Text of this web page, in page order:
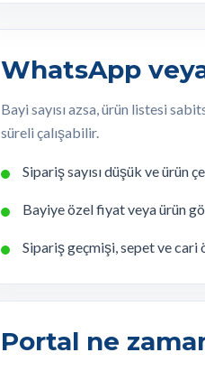
WhatsApp
Bayi sayısı azsa, ürün listesi
süreli çalışabilir.
Sipariş sayısı düşük ve ürün
Bayiye özel fiyat veya ürün
Sipariş geçmişi, sepet ve
Portal ne